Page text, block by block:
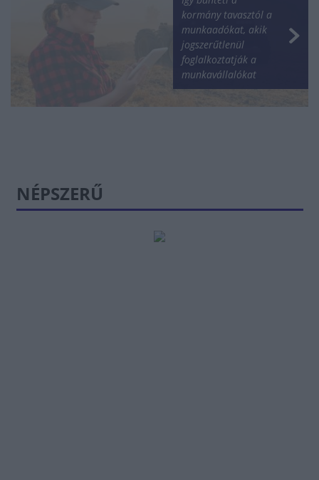
kormány tavasztól a
munkaadókat, akik
jogszerűtlenül
foglalkoztatják a
munkavállalókat
NÉPSZERŰ